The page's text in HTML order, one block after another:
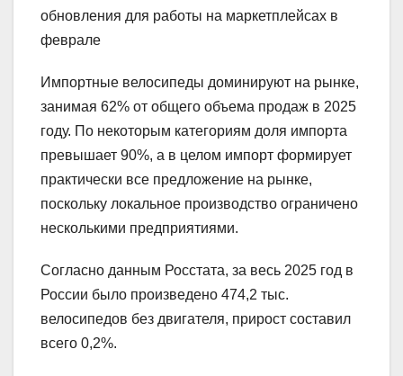
обновления для работы на маркетплейсах в
феврале
Импортные велосипеды доминируют на рынке,
занимая 62% от общего объема продаж в 2025
году. По некоторым категориям доля импорта
превышает 90%, а в целом импорт формирует
практически все предложение на рынке,
поскольку локальное производство ограничено
несколькими предприятиями.
Согласно данным Росстата, за весь 2025 год в
России было произведено 474,2 тыс.
велосипедов без двигателя, прирост составил
всего 0,2%.